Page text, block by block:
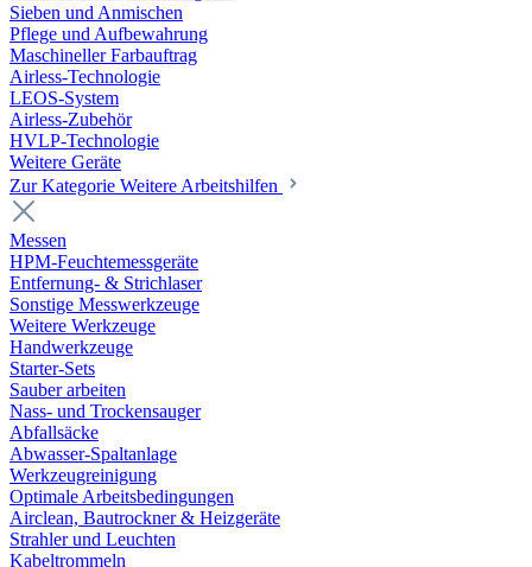
Sieben und Anmischen
Pflege und Aufbewahrung
Maschineller Farbauftrag
Airless-Technologie
LEOS-System
Airless-Zubehör
HVLP-Technologie
Weitere Geräte
Zur Kategorie Weitere Arbeitshilfen
Messen
HPM-Feuchtemessgeräte
Entfernung- & Strichlaser
Sonstige Messwerkzeuge
Weitere Werkzeuge
Handwerkzeuge
Starter-Sets
Sauber arbeiten
Nass- und Trockensauger
Abfallsäcke
Abwasser-Spaltanlage
Werkzeugreinigung
Optimale Arbeitsbedingungen
Airclean, Bautrockner & Heizgeräte
Strahler und Leuchten
Kabeltrommeln